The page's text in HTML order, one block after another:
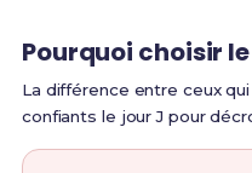
Pourquoi choisir le
La différence entre ceux
confiants le jour J pour